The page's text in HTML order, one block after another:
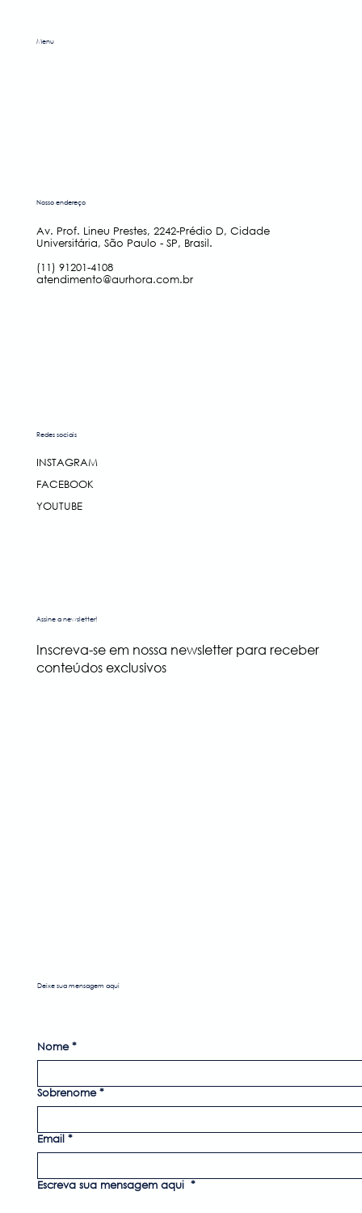
Assine a newsletter!
Inscreva-se em nossa newsletter para receber
conteúdos exclusivos
Deixe sua mensagem aqui
Nome *
Sobrenome *
Email *
Escreva sua mensagem aqui *
Redes sociais
INSTAGRAM
FACEBOOK
YOUTUBE
Nosso endereço
Av. Prof. Lineu Prestes, 2242-Prédio D, Cidade
Universitária, São Paulo - SP, Brasil.
(11) 91201-4108
atendimento@aurhora.com.br
Menu